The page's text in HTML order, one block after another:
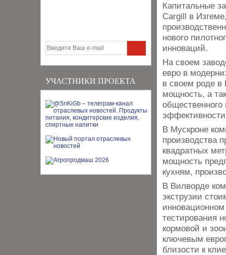
УЧАСТНИКИ ПРОЕКТА
Капитальные
Cargill в
нового
инноваций.
На своем
евро в
в своем роде в
мощность, а
В Мускроне
производства
квадратных
мощность
кухням,
В Вилворде
экструзии
тестирования
кормовой и
ключевым
близости к